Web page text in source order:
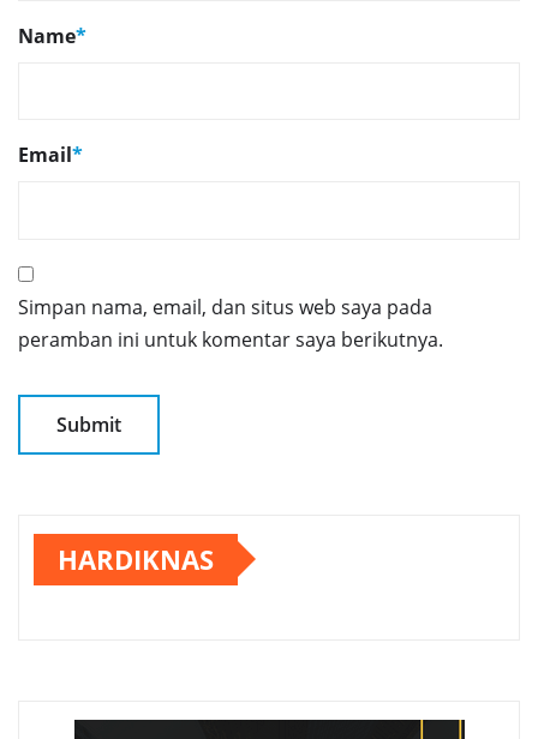
Name*
Email*
Simpan nama, email, dan situs web saya pada
peramban ini untuk komentar saya berikutnya.
HARDIKNAS